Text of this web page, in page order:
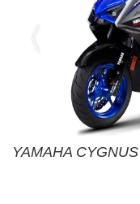
YAMAHA
YAMAHA